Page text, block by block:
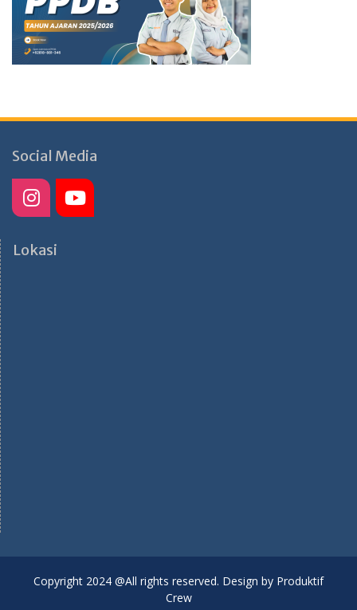
Social Media
Lokasi
Copyright 2024 @All rights reserved. Design by Produktif
Crew